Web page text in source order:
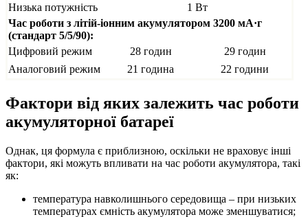
Низька потужність
1 Вт
Час роботи з літій-іонним акумулятором 3200 мА·г
(стандарт 5/5/90):
Цифровий режим
28 годин
29 годин
Аналоговий режим
21 година 22 години
Фактори від яких залежить час роботи
акумуляторної батареї
Однак, ця формула є приблизною, оскільки не враховує інші
фактори, які можуть впливати на час роботи акумулятора, такі
як:
температура навколишнього середовища – при низьких
температурах ємність акумулятора може зменшуватися;